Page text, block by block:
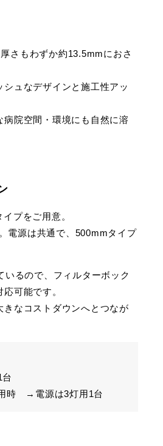
さもわずか約13.5mmにおさ
ュなデザインと施工性アッ
院空間・環境にも自然に溶
プをご用意。
電源は共通で、500mmタイプ
いるので、フィルターボック
可能です。
なコストダウンへとつなが
時 →電源は3灯用1台